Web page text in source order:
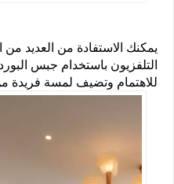
يمكنك الاستفادة من العديد من
التلفزيون باستخدام جبس
للاهتمام وتضيف لمسة فريدة